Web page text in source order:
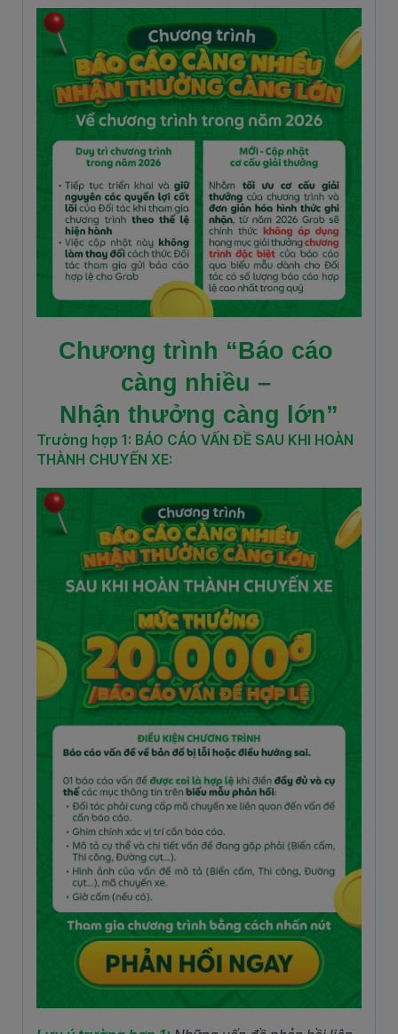
Chương trình “Báo cáo
càng nhiều –
Nhận thưởng càng lớn”
Trường hợp 1: BÁO CÁO VẤN ĐỀ SAU KHI HOÀN
THÀNH CHUYẾN XE: